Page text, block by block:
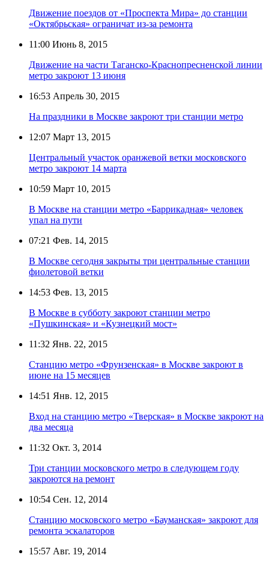
Движение поездов от «Проспекта Мира» до станции
«Октябрьская» ограничат из-за ремонта
11:00 Июнь 8, 2015
Движение на части Таганско-Краснопресненской линии
метро закроют 13 июня
16:53 Апрель 30, 2015
На праздники в Москве закроют три станции метро
12:07 Март 13, 2015
Центральный участок оранжевой ветки московского
метро закроют 14 марта
10:59 Март 10, 2015
В Москве на станции метро «Баррикадная» человек
упал на пути
07:21 Фев. 14, 2015
В Москве сегодня закрыты три центральные станции
фиолетовой ветки
14:53 Фев. 13, 2015
В Москве в субботу закроют станции метро
«Пушкинская» и «Кузнецкий мост»
11:32 Янв. 22, 2015
Станцию метро «Фрунзенская» в Москве закроют в
июне на 15 месяцев
14:51 Янв. 12, 2015
Вход на станцию метро «Тверская» в Москве закроют на
два месяца
11:32 Окт. 3, 2014
Три станции московского метро в следующем году
закроются на ремонт
10:54 Сен. 12, 2014
Станцию московского метро «Бауманская» закроют для
ремонта эскалаторов
15:57 Авг. 19, 2014